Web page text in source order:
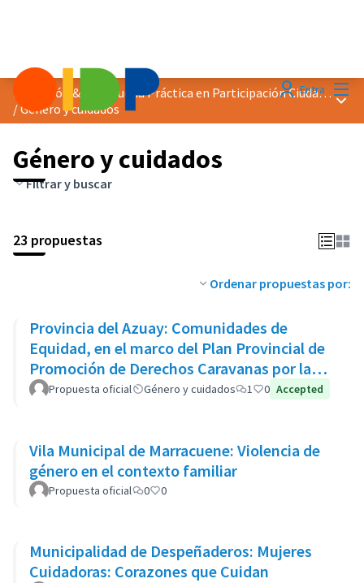
EntraDistinción &quot;Buena Práctica en Participación Ciudadana&quot; 2025
/Género y cuidados
Género y cuidados
Filtrar y buscar
23 propuestas
Ordenar propuestas por:
Provincia del Azuay: Comunidades de
Equidad, en el marco del Plan Provincial de
Promoción de Derechos Caravanas por la
VidaPropuesta oficial Género y cuidados 1 0 Accepted
Vila Municipal de Marracuene: Violencia de
género en el contexto familiar
Propuesta oficial 0 0
Municipalidad de Despeñaderos: Mujeres
Cuidadoras: Corazones que Cuidan